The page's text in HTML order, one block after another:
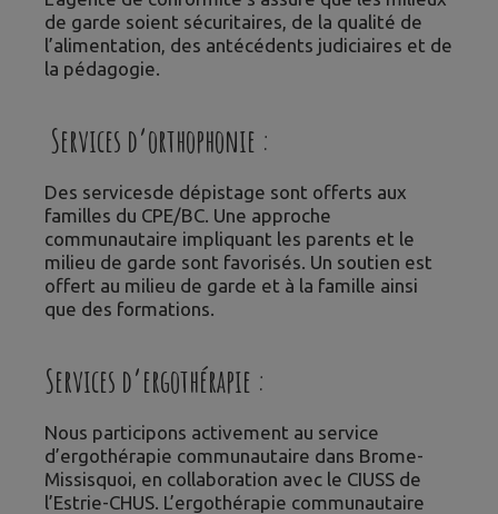
de garde soient sécuritaires, de la qualité de
l’alimentation, des antécédents judiciaires et de
la pédagogie.
Services d’orthophonie :
Des servicesde dépistage sont offerts aux
familles du CPE/BC. Une approche
communautaire impliquant les parents et le
milieu de garde sont favorisés. Un soutien est
offert au milieu de garde et à la famille ainsi
que des formations.
Services d’ergothérapie :
Nous participons activement au service
d’ergothérapie communautaire dans Brome-
Missisquoi, en collaboration avec le CIUSS de
l’Estrie-CHUS. L’ergothérapie communautaire